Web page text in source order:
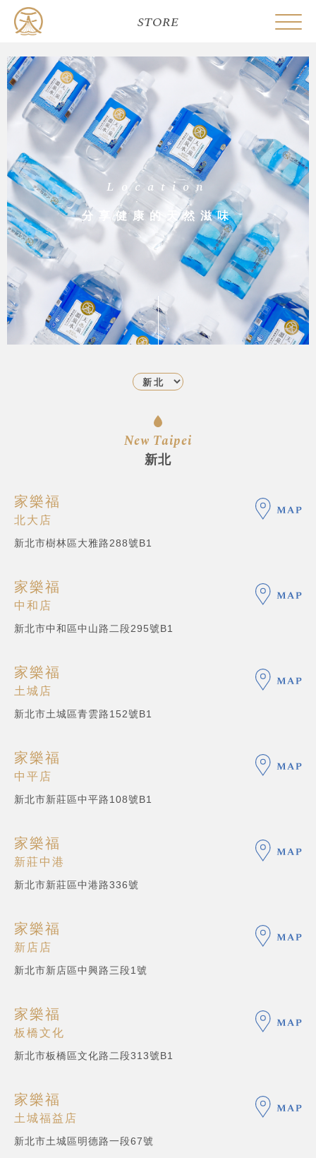
STORE
Location
分享健康的天然滋味
New Taipei
新北
家樂福
北大店
新北市樹林區大雅路288號B1
家樂福
中和店
新北市中和區中山路二段295號B1
家樂福
土城店
新北市土城區青雲路152號B1
家樂福
中平店
新北市新莊區中平路108號B1
家樂福
新莊中港
新北市新莊區中港路336號
家樂福
新店店
新北市新店區中興路三段1號
家樂福
板橋文化
新北市板橋區文化路二段313號B1
家樂福
土城福益店
新北市土城區明德路一段67號